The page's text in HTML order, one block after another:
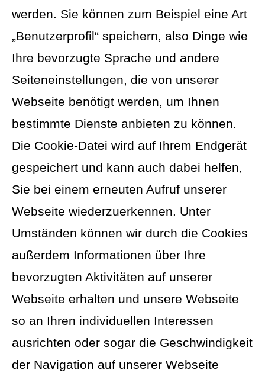
werden. Sie können zum Beispiel eine Art
„Benutzerprofil“ speichern, also Dinge wie
Ihre bevorzugte Sprache und andere
Seiteneinstellungen, die von unserer
Webseite benötigt werden, um Ihnen
bestimmte Dienste anbieten zu können.
Die Cookie-Datei wird auf Ihrem Endgerät
gespeichert und kann auch dabei helfen,
Sie bei einem erneuten Aufruf unserer
Webseite wiederzuerkennen. Unter
Umständen können wir durch die Cookies
außerdem Informationen über Ihre
bevorzugten Aktivitäten auf unserer
Webseite erhalten und unsere Webseite
so an Ihren individuellen Interessen
ausrichten oder sogar die Geschwindigkeit
der Navigation auf unserer Webseite